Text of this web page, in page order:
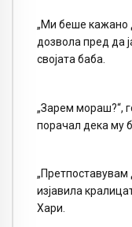
„Ми беше кажано
дозвола пред да
својата баба.
„Зарем мораш?“,
порачал дека му
изјавила
Хари.